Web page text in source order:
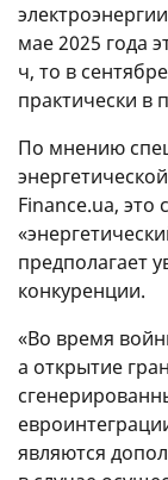
мае 2025 года
ч, то в
практически в
По мнению
Finance.ua,
предполагает
конкуренции.
«Во время
а открытие
являются